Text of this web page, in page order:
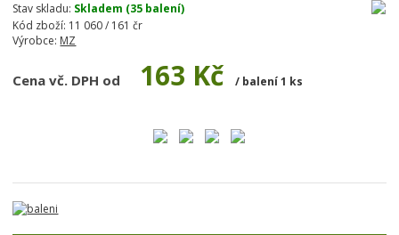
Stav skladu: Skladem (35 balení)
Kód zboží: 11 060 / 161 čr
Výrobce: MZ
Cena vč. DPH od 163 Kč / balení 1 ks